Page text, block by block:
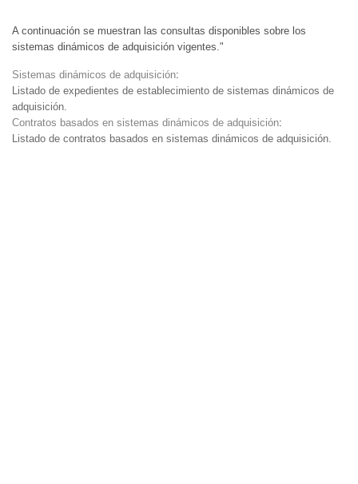
A continuación se muestran las consultas disponibles sobre los
sistemas dinámicos de adquisición vigentes."
Sistemas dinámicos de adquisición:
Listado de expedientes de establecimiento de sistemas dinámicos de
adquisición.
Contratos basados en sistemas dinámicos de adquisición:
Listado de contratos basados en sistemas dinámicos de adquisición.